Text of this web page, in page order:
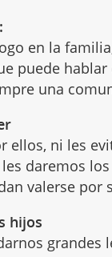
en la
puede
una
ellos, ni les
daremos
valerse por
hijos
grandes